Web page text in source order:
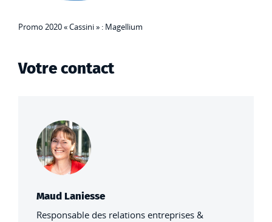
Promo 2020 « Cassini » : Magellium
Votre contact
Maud Laniesse
Responsable des relations entreprises &